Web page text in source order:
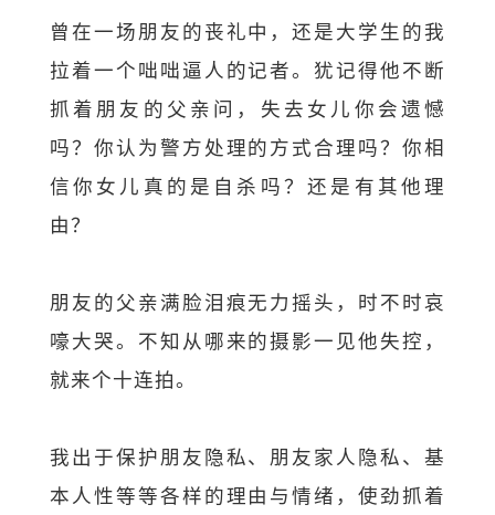
曾在一场朋友的丧礼中，还是大学生的我
拉着一个咄咄逼人的记者。犹记得他不断
抓着朋友的父亲问，失去女儿你会遗憾
吗？你认为警方处理的方式合理吗？你相
信你女儿真的是自杀吗？还是有其他理
由？
朋友的父亲满脸泪痕无力摇头，时不时哀
嚎大哭。不知从哪来的摄影一见他失控，
就来个十连拍。
我出于保护朋友隐私、朋友家人隐私、基
本人性等等各样的理由与情绪，使劲抓着